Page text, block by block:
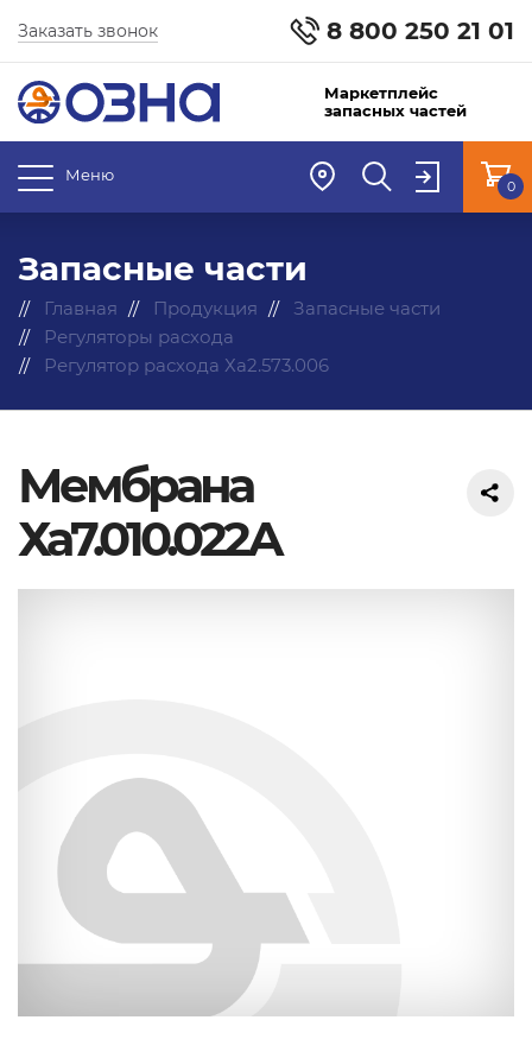
8 800 250 21 01
Заказать звонок
Маркетплейс
запасных частей
Меню
0
Запасные части
Главная Продукция
Запасные части
Регуляторы расхода
Регулятор расхода Ха2.573.006
Мембрана
Ха7.010.022А